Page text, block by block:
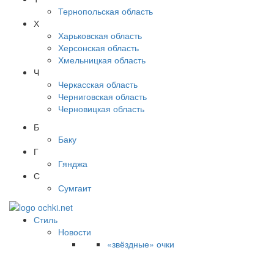
Тернопольская область
Х
Харьковская область
Херсонская область
Хмельницкая область
Ч
Черкасская область
Черниговская область
Черновицкая область
Б
Баку
Г
Гянджа
С
Сумгаит
Стиль
Новости
«звёздные» очки